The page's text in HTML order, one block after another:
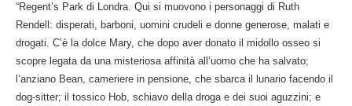
“Regent’s Park di Londra. Qui si muovono i personaggi di Ruth
Rendell: disperati, barboni, uomini crudeli e donne generose, malati e
drogati. C’è la dolce Mary, che dopo aver donato il midollo osseo si
scopre legata da una misteriosa affinità all’uomo che ha salvato;
l’anziano Bean, cameriere in pensione, che sbarca il lunario facendo il
dog-sitter; il tossico Hob, schiavo della droga e dei suoi aguzzini; e